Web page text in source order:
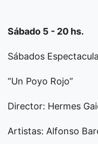
Sábado 5 - 20 hs.
Sábados
“Un Poyo Rojo”
Director: Hermes
Artistas: Alfonso